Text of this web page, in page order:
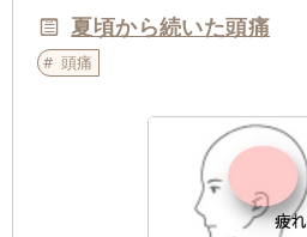
夏頃から続いた頭痛
頭痛